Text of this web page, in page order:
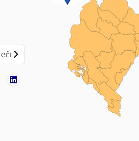
članak: Привремени резултати